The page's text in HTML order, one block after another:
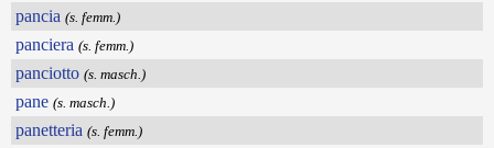
pancia (s. femm.)
panciera (s. femm.)
panciotto (s. masch.)
pane (s. masch.)
panetteria (s. femm.)